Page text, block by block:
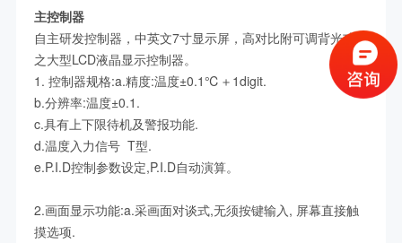
主控制器
自主研发控制器，中英文7寸显示屏，高对比附可调背光功能
之大型LCD液晶显示控制器。
1. 控制器规格:a.精度:温度±0.1℃＋1digit.
b.分辨率:温度±0.1.
c.具有上下限待机及警报功能.
d.温度入力信号 T型.
e.P.I.D控制参数设定,P.I.D自动演算。
2.画面显示功能:a.采画面对谈式,无须按键输入, 屏幕直接触
摸选项.